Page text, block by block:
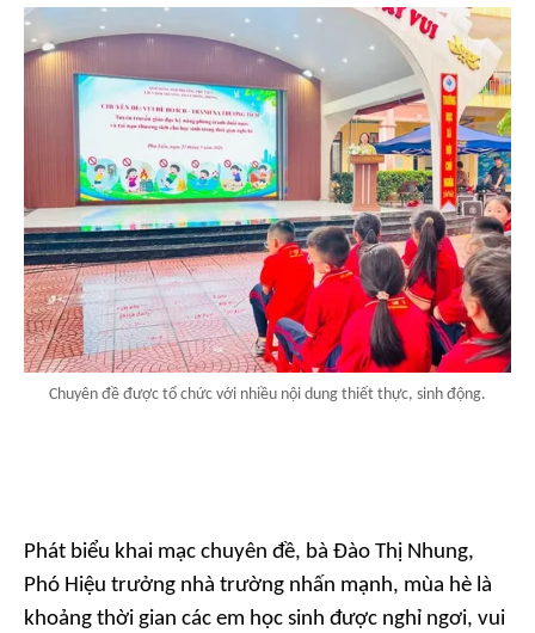
Chuyên đề được tổ chức với nhiều nội dung thiết thực, sinh động.
Phát biểu khai mạc chuyên đề, bà Đào Thị Nhung,
Phó Hiệu trưởng nhà trường nhấn mạnh, mùa hè là
khoảng thời gian các em học sinh được nghỉ ngơi, vui